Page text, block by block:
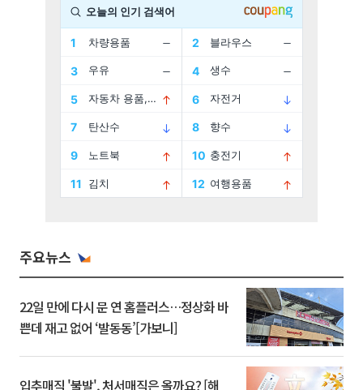
주요뉴스
22일 만에 다시 문 연 홈플러스…정상화 바
쁜데 재고 없어 ‘발동동’[가보니]
입추매직 '불발', 처서매직은 올까요? [해